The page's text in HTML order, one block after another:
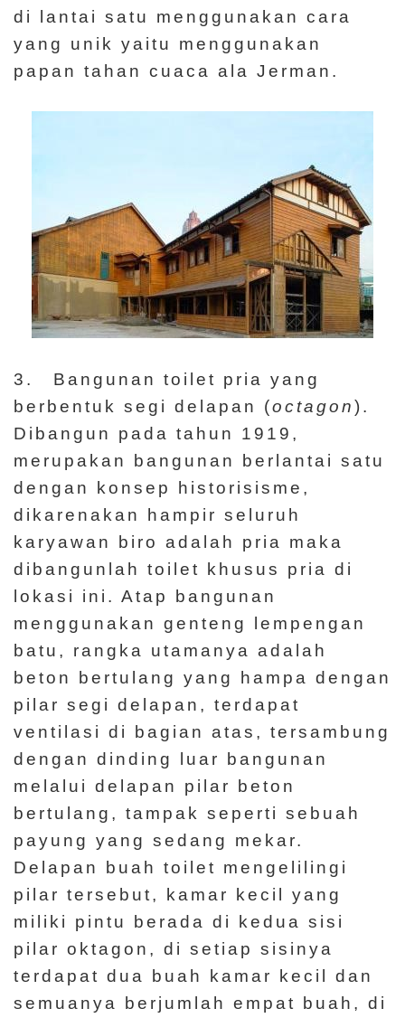
di lantai satu menggunakan cara
yang unik yaitu menggunakan
papan tahan cuaca ala Jerman.
3. Bangunan toilet pria yang
berbentuk segi delapan (octagon).
Dibangun pada tahun 1919,
merupakan bangunan berlantai satu
dengan konsep historisisme,
dikarenakan hampir seluruh
karyawan biro adalah pria maka
dibangunlah toilet khusus pria di
lokasi ini. Atap bangunan
menggunakan genteng lempengan
batu, rangka utamanya adalah
beton bertulang yang hampa dengan
pilar segi delapan, terdapat
ventilasi di bagian atas, tersambung
dengan dinding luar bangunan
melalui delapan pilar beton
bertulang, tampak seperti sebuah
payung yang sedang mekar.
Delapan buah toilet mengelilingi
pilar tersebut, kamar kecil yang
miliki pintu berada di kedua sisi
pilar oktagon, di setiap sisinya
terdapat dua buah kamar kecil dan
semuanya berjumlah empat buah, di